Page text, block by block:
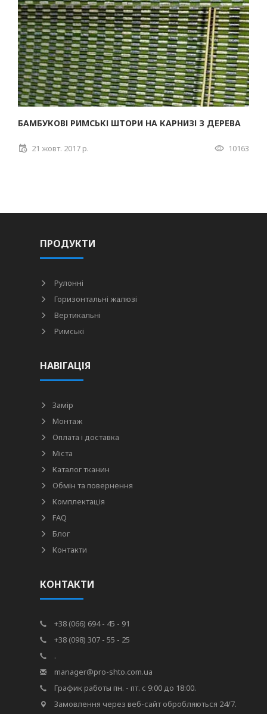
БАМБУКОВІ РИМСЬКІ ШТОРИ НА КАРНИЗІ З ДЕРЕВА
21 жовт. 2017 р. 10163
ПРОДУКТИ
Рулонні
Горизонтальні жалюзі
Вертикальні
Римські
НАВІГАЦІЯ
Замір
Монтаж
Оплата і доставка
Міста
Каталог тканин
Обмін та повернення
Комплектація
FAQ
Блог
Контакти
КОНТАКТИ
+38 (066) 694 - 45 - 91
+38 (098) 307 - 55 - 25
.
manager@pro-shto.com.ua
График работы пн. - пт. с 9:00 до 18:00.
Замовлення через веб-сайт обробляються 24/7.